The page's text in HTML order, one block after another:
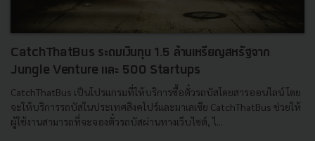
CatchThatBus ระดมเงินทุน 1.5 ล้านเหรียญสหรัฐจาก
Jungle Venture และ 500 Startups
CatchThatBus เป็นโปรแกรมที่ให้บริการซื้อตั๋วรถบัสโดยสารออนไลน์ โดย
จะให้บริการรถบัสในประเทศสิงคโปร์และมาเลเซีย CatchThatBus ช่วยให้
ผู้ใช้งานสามารถที่จะจองตั๋วรถบัสผ่านทางเว็บไซต์, ไ...